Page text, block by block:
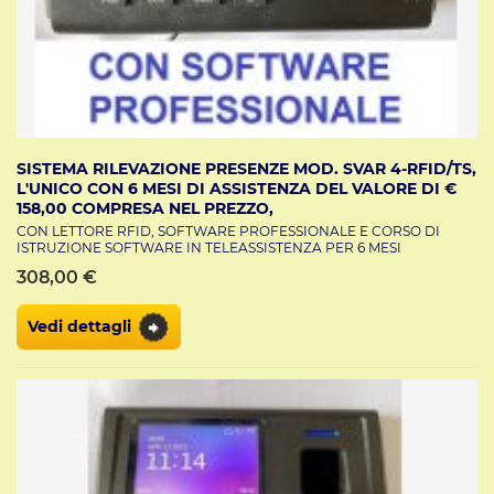
SISTEMA RILEVAZIONE PRESENZE MOD. SVAR 4-RFID/TS,
L'UNICO CON 6 MESI DI ASSISTENZA DEL VALORE DI €
158,00 COMPRESA NEL PREZZO,
CON LETTORE RFID, SOFTWARE PROFESSIONALE E CORSO DI
ISTRUZIONE SOFTWARE IN TELEASSISTENZA PER 6 MESI
308,00 €
Vedi dettagli